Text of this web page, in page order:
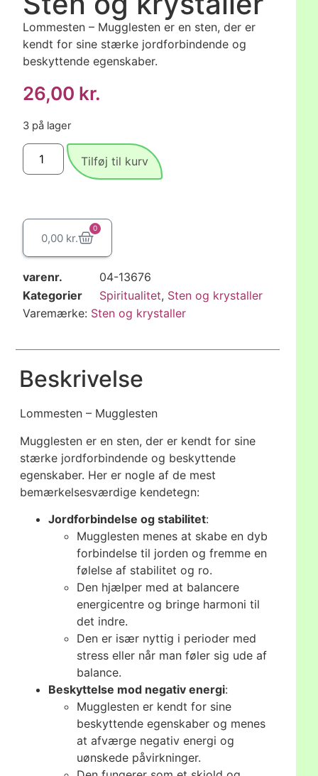
Lommesten – Mugglesten er en sten, der er
kendt for sine stærke jordforbindende og
beskyttende egenskaber.
26,00 kr.
3 på lager
Tilføj til kurv
0,00 kr.
0
varenr.
04-13676
Kategorier
Spiritualitet, Sten og krystaller
Varemærke: Sten og krystaller
Beskrivelse
Lommesten – Mugglesten
Mugglesten er en sten, der er kendt for sine
stærke jordforbindende og beskyttende
egenskaber. Her er nogle af de mest
bemærkelsesværdige kendetegn:
Jordforbindelse og stabilitet:
Mugglesten menes at skabe en dyb
forbindelse til jorden og fremme en
følelse af stabilitet og ro.
Den hjælper med at balancere
energicentre og bringe harmoni til
det indre.
Den er især nyttig i perioder med
stress eller når man føler sig ude af
balance.
Beskyttelse mod negativ energi:
Mugglesten er kendt for sine
beskyttende egenskaber og menes
at afværge negativ energi og
uønskede påvirkninger.